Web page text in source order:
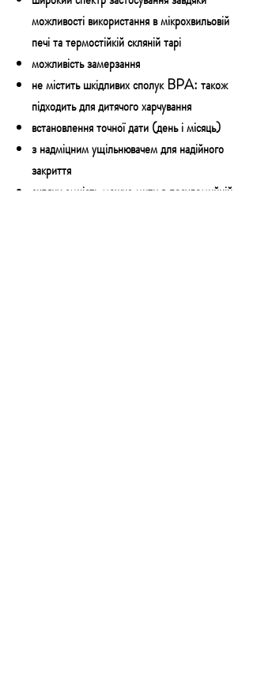
можливості використання в мікрохвильовій
печі та термостійкій скляній тарі
можливість замерзання
не містить шкідливих сполук BPA: також
підходить для дитячого харчування
встановлення точної дати (день і місяць)
з надміцним ущільнювачем для надійного
закриття
скляну ємність можна мити в посудомийній